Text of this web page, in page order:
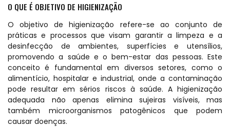
O QUE É OBJETIVO DE HIGIENIZAÇÃO
O objetivo de higienização refere-se ao conjunto de
práticas e processos que visam garantir a limpeza e a
desinfecção de ambientes, superfícies e utensílios,
promovendo a saúde e o bem-estar das pessoas. Este
conceito é fundamental em diversos setores, como o
alimentício, hospitalar e industrial, onde a contaminação
pode resultar em sérios riscos à saúde. A higienização
adequada não apenas elimina sujeiras visíveis, mas
também microorganismos patogênicos que podem
causar doenças.